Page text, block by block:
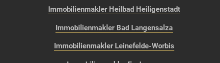
Immobilienmakler Heilbad Heiligenstadt
Immobilienmakler Bad Langensalza
Immobilienmakler Leinefelde-Worbis